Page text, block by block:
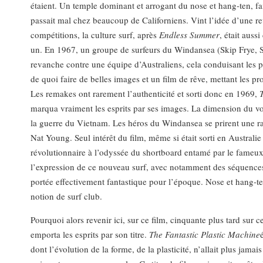
étaient. Un temple dominant et arrogant du nose et hang-ten,
passait mal chez beaucoup de Californiens. Vint l’idée d’une
compétitions, la culture surf, après Endless Summer, était
un. En 1967, un groupe de surfeurs du Windansea (Skip
revanche contre une équipe d’Australiens, cela conduisant
de quoi faire de belles images et un film de rêve, mettant les
Les remakes ont rarement l’authenticité et sorti donc en 1969,
marqua vraiment les esprits par ses images. La dimension du
la guerre du Vietnam. Les héros du Windansea se prirent une
Nat Young. Seul intérêt du film, même si était sorti en
révolutionnaire à l’odyssée du shortboard entamé par le
l’expression de ce nouveau surf, avec notamment des
portée effectivement fantastique pour l’époque. Nose et
notion de surf club.
Pourquoi alors revenir ici, sur ce film, cinquante plus tard sur
emporta les esprits par son titre. The Fantastic Plastic Machine
dont l’évolution de la forme, de la plasticité, n’allait plus